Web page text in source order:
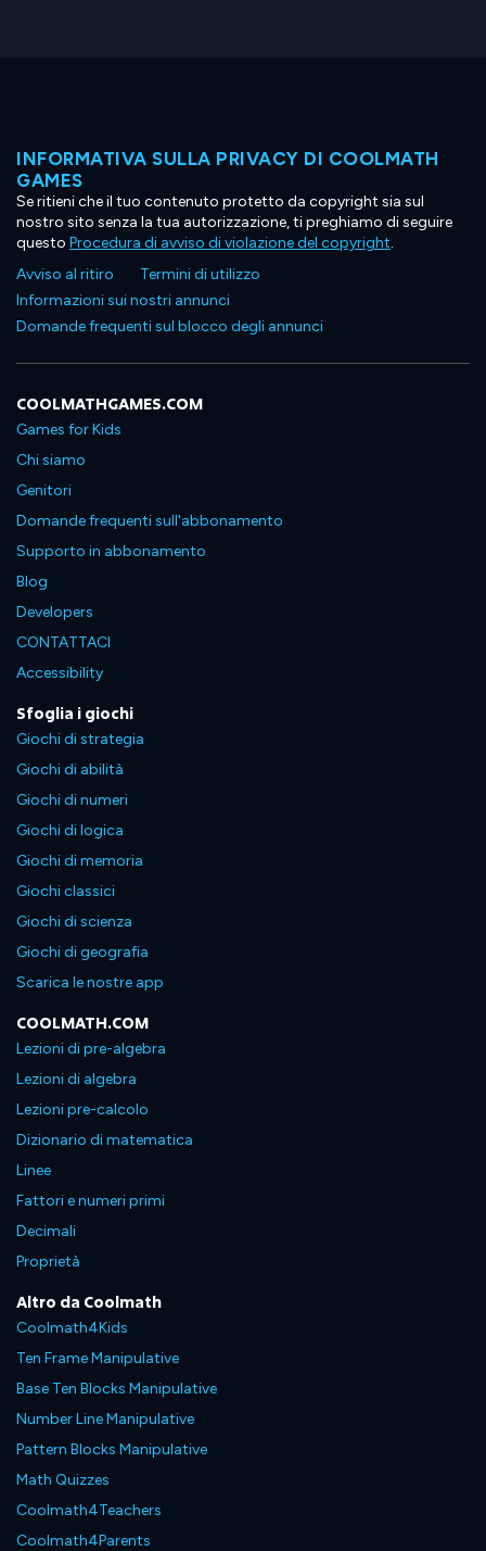
INFORMATIVA SULLA PRIVACY DI COOLMATH
GAMES
Se ritieni che il tuo contenuto protetto da copyright sia sul
nostro sito senza la tua autorizzazione, ti preghiamo di seguire
questo Procedura di avviso di violazione del copyright.
Avviso al ritiro
Termini di utilizzo
Informazioni sui nostri annunci
Domande frequenti sul blocco degli annunci
COOLMATHGAMES.COM
Games for Kids
Chi siamo
Genitori
Domande frequenti sull'abbonamento
Supporto in abbonamento
Blog
Developers
CONTATTACI
Accessibility
Sfoglia i giochi
Giochi di strategia
Giochi di abilità
Giochi di numeri
Giochi di logica
Giochi di memoria
Giochi classici
Giochi di scienza
Giochi di geografia
Scarica le nostre app
COOLMATH.COM
Lezioni di pre-algebra
Lezioni di algebra
Lezioni pre-calcolo
Dizionario di matematica
Linee
Fattori e numeri primi
Decimali
Proprietà
Altro da Coolmath
Coolmath4Kids
Ten Frame Manipulative
Base Ten Blocks Manipulative
Number Line Manipulative
Pattern Blocks Manipulative
Math Quizzes
Coolmath4Teachers
Coolmath4Parents